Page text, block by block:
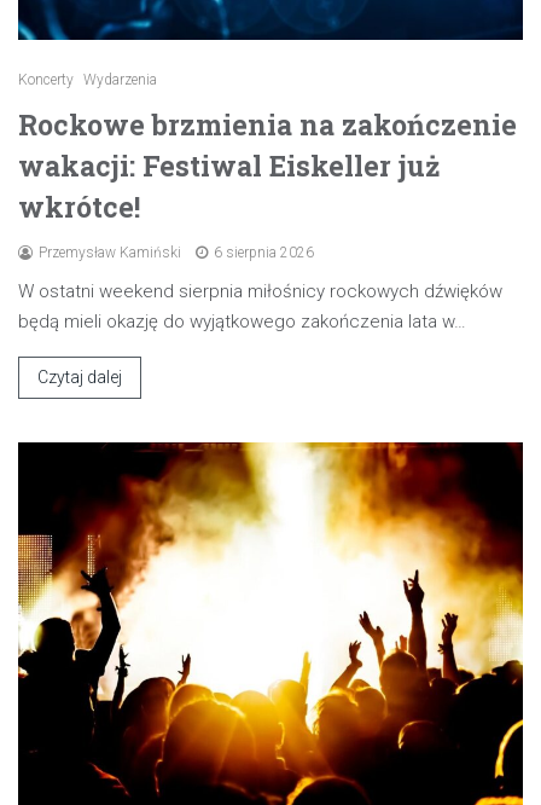
Koncerty Wydarzenia
Rockowe brzmienia na zakończenie
wakacji: Festiwal Eiskeller już
wkrótce!
Przemysław Kamiński 6 sierpnia 2026
W ostatni weekend sierpnia miłośnicy rockowych dźwięków
będą mieli okazję do wyjątkowego zakończenia lata w…
Czytaj dalej